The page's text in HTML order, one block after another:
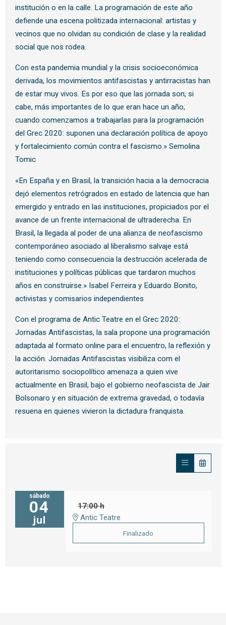
institución o en la calle. La programación de este año
defiende una escena politizada internacional: artistas y
vecinos que no olvidan su condición de clase y la realidad
social que nos rodea.
Con esta pandemia mundial y la crisis socioeconómica
derivada, los movimientos antifascistas y antirracistas han
de estar muy vivos. Es por eso que las jornada son, si
cabe, más importantes de lo que eran hace un año,
cuando comenzamos a trabajarlas para la programación
del Grec 2020: suponen una declaración política de apoyo
y fortalecimiento común contra el fascismo.» Semolina
Tomic
«En España y en Brasil, la transición hacia a la democracia
dejó elementos retrógrados en estado de latencia que han
emergido y entrado en las instituciones, propiciados por el
avance de un frente internacional de ultraderecha. En
Brasil, la llegada al poder de una alianza de neofascismo
contemporáneo asociado al liberalismo salvaje está
teniendo como consecuencia la destrucción acelerada de
instituciones y políticas públicas que tardaron muchos
años en construirse.» Isabel Ferreira y Eduardo Bonito,
activistas y comisarios independientes
Con el programa de Antic Teatre en el Grec 2020:
Jornadas Antifascistas, la sala propone una programación
adaptada al formato online para el encuentro, la reflexión y
la acción. Jornadas Antifascistas visibiliza com el
autoritarismo sociopolítico amenaza a quien vive
actualmente en Brasil, bajo el gobierno neofascista de Jair
Bolsonaro y en situación de extrema gravedad, o todavía
resuena en quienes vivieron la dictadura franquista.
sábado
04
jul
17:00 h
Antic Teatre
Finalizado